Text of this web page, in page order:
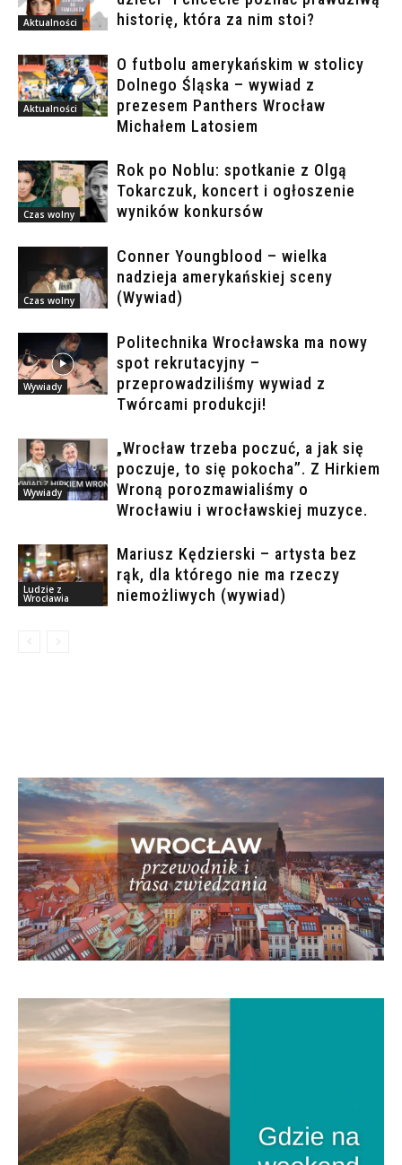
Aktualności
historię, która za nim stoi?
Aktualności
O futbolu amerykańskim w stolicy
Dolnego Śląska – wywiad z
prezesem Panthers Wrocław
Michałem Latosiem
Czas wolny
Rok po Noblu: spotkanie z Olgą
Tokarczuk, koncert i ogłoszenie
wyników konkursów
Czas wolny
Conner Youngblood – wielka
nadzieja amerykańskiej sceny
(Wywiad)
Wywiady
Politechnika Wrocławska ma nowy
spot rekrutacyjny –
przeprowadziliśmy wywiad z
Twórcami produkcji!
Wywiady
„Wrocław trzeba poczuć, a jak się
poczuje, to się pokocha”. Z Hirkiem
Wroną porozmawialiśmy o
Wrocławiu i wrocławskiej muzyce.
Ludzie z
Wrocławia
Mariusz Kędzierski – artysta bez
rąk, dla którego nie ma rzeczy
niemożliwych (wywiad)